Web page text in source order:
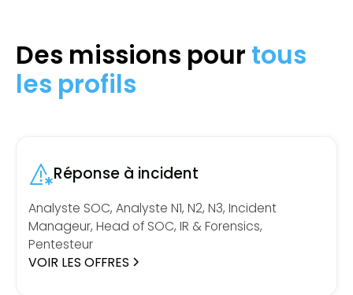
Des missions pour tous
les profils
Réponse à incident
Analyste SOC, Analyste N1, N2, N3, Incident
Manageur, Head of SOC, IR & Forensics,
Pentesteur
VOIR LES OFFRES